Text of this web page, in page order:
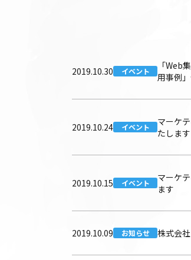
2019.10.30 イベント
「Web
用事例
2019.10.24 イベント
マーケ
たします
2019.10.15 イベント
マーケ
ます
2019.10.09 お知らせ 株式会